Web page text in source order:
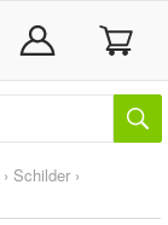
› Schilder ›